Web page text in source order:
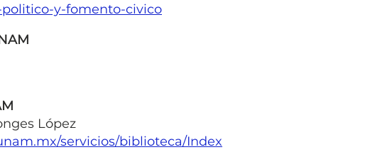
y-fomento-civico
López
servicios/biblioteca/Index